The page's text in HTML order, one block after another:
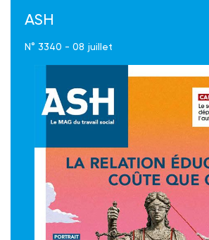
ASH
N° 3340 - 08 juillet